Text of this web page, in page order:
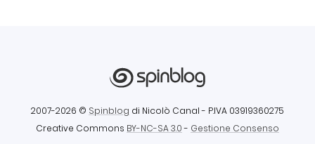
2007-2026 © Spinblog di Nicolò Canal - P.IVA 03919360275
Creative Commons BY-NC-SA 3.0- Gestione Consenso